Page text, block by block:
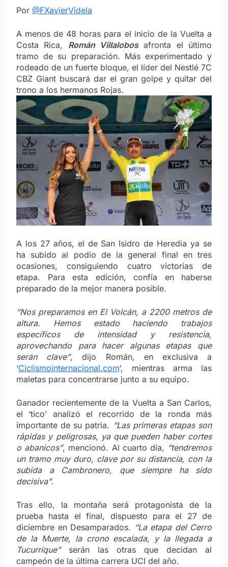
Por @FXavierVidela
A menos de 48 horas para el inicio de la Vuelta a
Costa Rica, Román Villalobos afronta el último
tramo de su preparación. Más experimentado y
rodeado de un fuerte bloque, el líder del Nestlé 7C
CBZ Giant buscará dar el gran golpe y quitar del
trono a los hermanos Rojas.
A los 27 años, el de San Isidro de Heredia ya se
ha subido al podio de la general final en tres
ocasiones, consiguiendo cuatro victorias de
etapa. Para esta edición, confía en haberse
preparado de la mejor manera posible.
“Nos preparamos en El Volcán, a 2200 metros de
altura. Hemos estado haciendo trabajos
específicos de intensidad y resistencia,
aprovechando para hacer algunas etapas que
serán clave”, dijo Román, en exclusiva a
‘Ciclismointernacional.com‘, mientras arma las
maletas para concentrarse junto a su equipo.
Ganador recientemente de la Vuelta a San Carlos,
el ‘tico’ analizó el recorrido de la ronda más
importante de su patria. “Las primeras etapas son
rápidas y peligrosas, ya que pueden haber cortes
o abanicos”, mencionó. Al cuarto día, “tendremos
un tramo muy duro, clave por su distancia, con la
subida a Cambronero, que siempre ha sido
decisiva”.
Tras ello, la montaña será protagonista de la
prueba hasta el final, dispuesto para el 27 de
diciembre en Desamparados. “La etapa del Cerro
de la Muerte, la crono escalada, y la llegada a
Tucurrique”serán las otras que decidan al
campeón de la última carrera UCI del año.